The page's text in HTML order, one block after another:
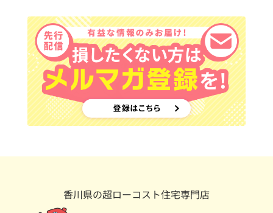
香川県の超ローコスト住宅専門店